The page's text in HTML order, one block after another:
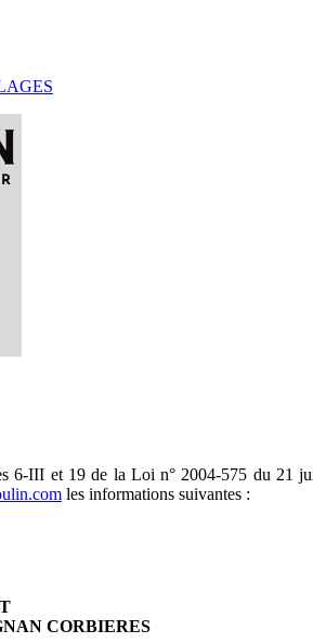
6-III et 19 de la Loi n° 2004-575 du 21
les informations suivantes :
CORBIERES